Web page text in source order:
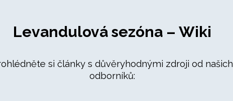
Levandulová sezóna – Wiki
si články s důvěryhodnými zdroji od našich
odborníků: